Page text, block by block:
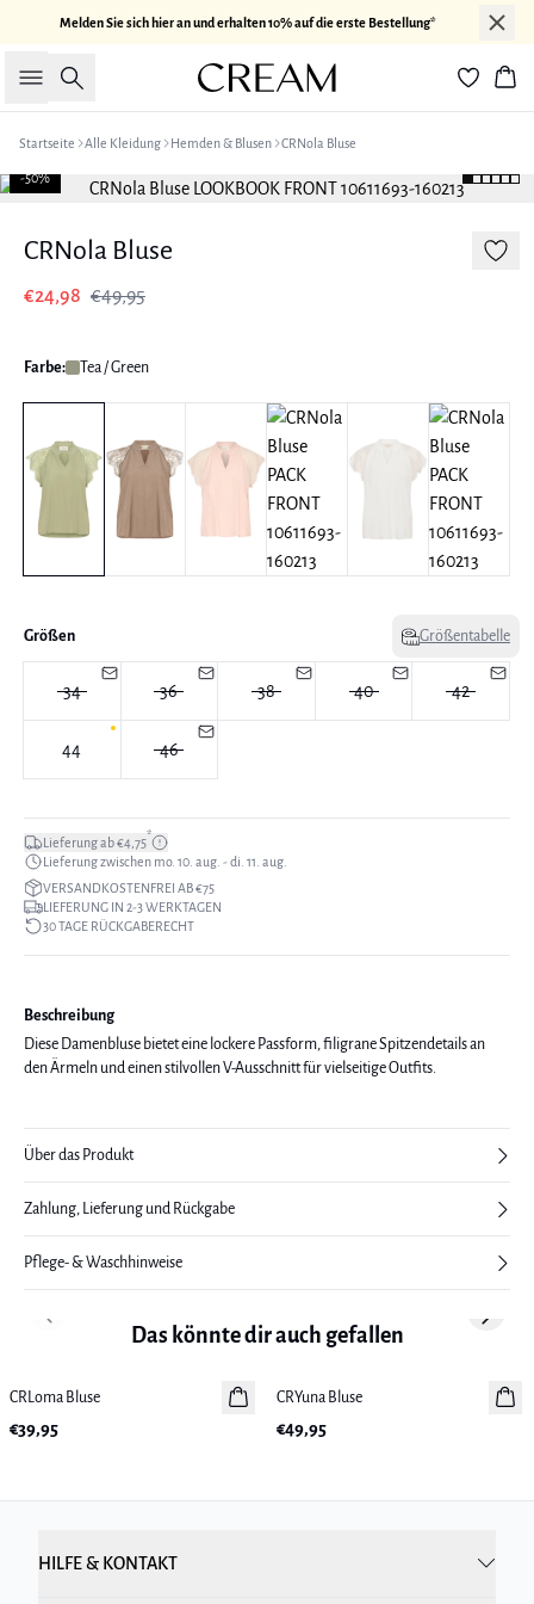
Melden Sie sich hier an und erhalten 10% auf die erste Bestellung*
Suche
Startseite Alle Kleidung Hemden & Blusen CRNola Bluse
-50%
CRNola Bluse
€24,98 €49,95
Farbe: Tea / Green
Größen Größentabelle
34 36 38 40 42
44 46
Lieferung ab €4,75*
Lieferung zwischen mo. 10. aug. - di. 11. aug.
VERSANDKOSTENFREI AB €75
LIEFERUNG IN 2-3 WERKTAGEN
30 TAGE RÜCKGABERECHT
Beschreibung
Diese Damenbluse bietet eine lockere Passform, filigrane Spitzendetails an
den Ärmeln und einen stilvollen V-Ausschnitt für vielseitige Outfits.
Über das Produkt
Zahlung, Lieferung und Rückgabe
Pflege- & Waschhinweise
Das könnte dir auch gefallen
Neuheiten
CRLoma Bluse
€39,95
Neuheiten
CRYuna Bluse
€49,95
Previous slide Next
HILFE & KONTAKT